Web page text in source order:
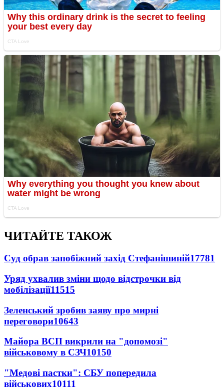
ЧИТАЙТЕ ТАКОЖ
Суд обрав запобіжний захід Стефанішиній17781
Уряд ухвалив зміни щодо відстрочки від
мобілізації11515
Зеленський зробив заяву про мирні
переговори10643
Майора ВСП викрили на "допомозі"
військовому в СЗЧ10150
"Медові пастки": СБУ попередила
військових10111